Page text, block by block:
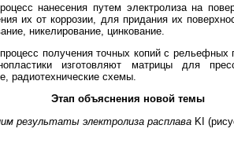
нанесения путем электролиза на
их от коррозии, для придания их
никелирование, цинкование.
получения точных копий с
изготовляют матрицы для
радиотехнические схемы.
Этап объяснения новой темы
результаты электролиза расплава KI